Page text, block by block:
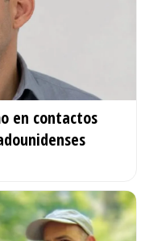
en contactos